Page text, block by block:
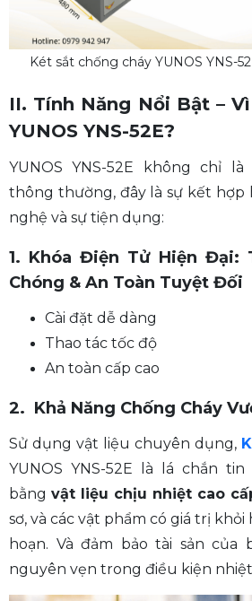
Két sắt chống cháy YUNOS YNS-
II. Tính Năng Nổi Bật –
YUNOS YNS-52E?
YUNOS YNS-52E không chỉ
thông thường, đây là sự kết hợp
nghệ và sự tiện dụng:
1. Khóa Điện Tử Hiện Đại:
Chóng & An Toàn Tuyệt Đối
Cài đặt dễ dàng
Thao tác tốc độ
An toàn cấp cao
2. Khả Năng Chống Cháy
Sử dụng vật liệu chuyên dụng,
YUNOS YNS-52E là lá chắn
bằng vật liệu chịu nhiệt cao
sơ, và các vật phẩm có giá trị khỏi
hoạn. Và đảm bảo tài sản của
nguyên vẹn trong điều kiện nhiệt